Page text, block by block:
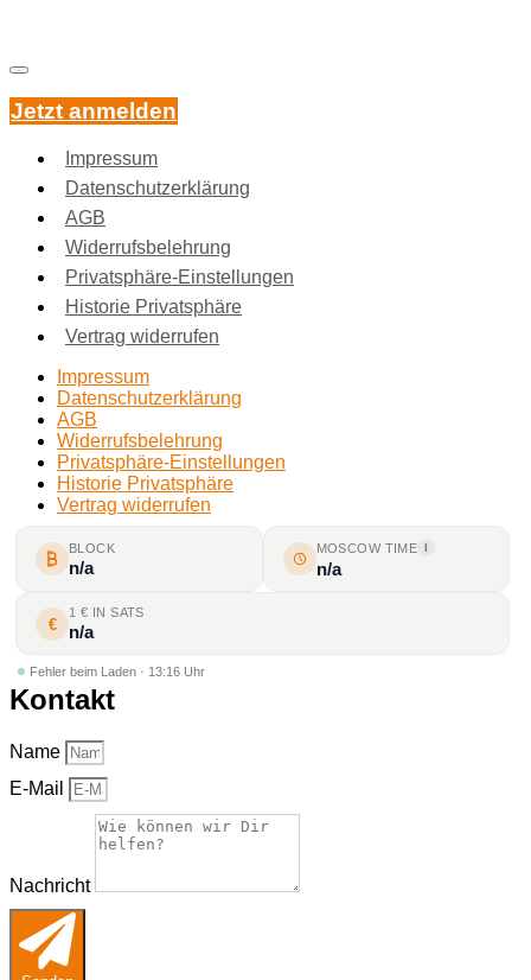
Jetzt anmelden
Impressum
Datenschutzerklärung
AGB
Widerrufsbelehrung
Privatsphäre-Einstellungen
Historie Privatsphäre
Vertrag widerrufen
Impressum
Datenschutzerklärung
AGB
Widerrufsbelehrung
Privatsphäre-Einstellungen
Historie Privatsphäre
Vertrag widerrufen
BLOCK
n/a
MOSCOW TIME I
n/a
€
1 € IN SATS
n/a
Fehler beim Laden · 13:16 Uhr
Kontakt
Name
E-Mail
Nachricht